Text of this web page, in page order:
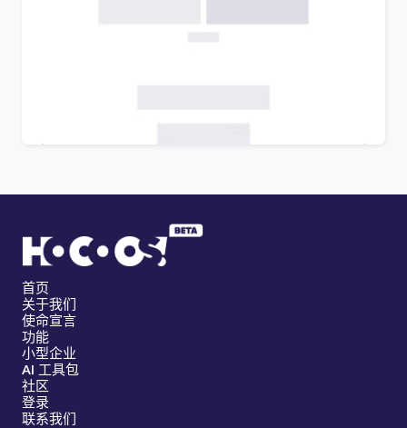
首页
关于我们
使命宣言
功能
小型企业
AI 工具包
社区
登录
联系我们